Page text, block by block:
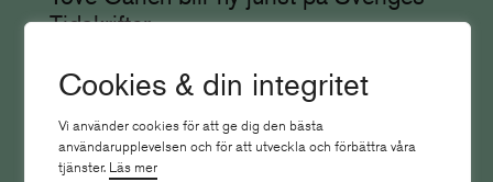
Cookies & din integritet
Vi använder cookies för att ge dig den bästa
användarupplevelsen och för att utveckla och förbättra våra
tjänster. Läs mer
Tidskrifter
Nyheter